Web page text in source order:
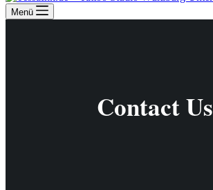
Menü
Contact Us